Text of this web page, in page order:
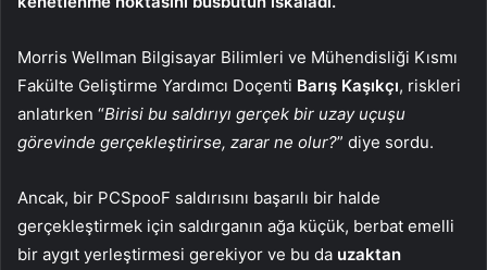
Morris Wellman Bilgisayar Bilimleri ve Mühendisliği Kısmı
Fakülte Geliştirme Yardımcı Doçenti Barış Kaşıkçı, riskleri
anlatırken “Birisi bu saldırıyı gerçek bir uzay uçuşu
görevinde gerçekleştirirse, zarar ne olur?” diye sordu.
Ancak, bir PCSpooF saldırısını başarılı bir halde
gerçekleştirmek için saldırganın ağa küçük, berbat emelli
bir aygıt yerleştirmesi gerekiyor ve bu da uzaktan